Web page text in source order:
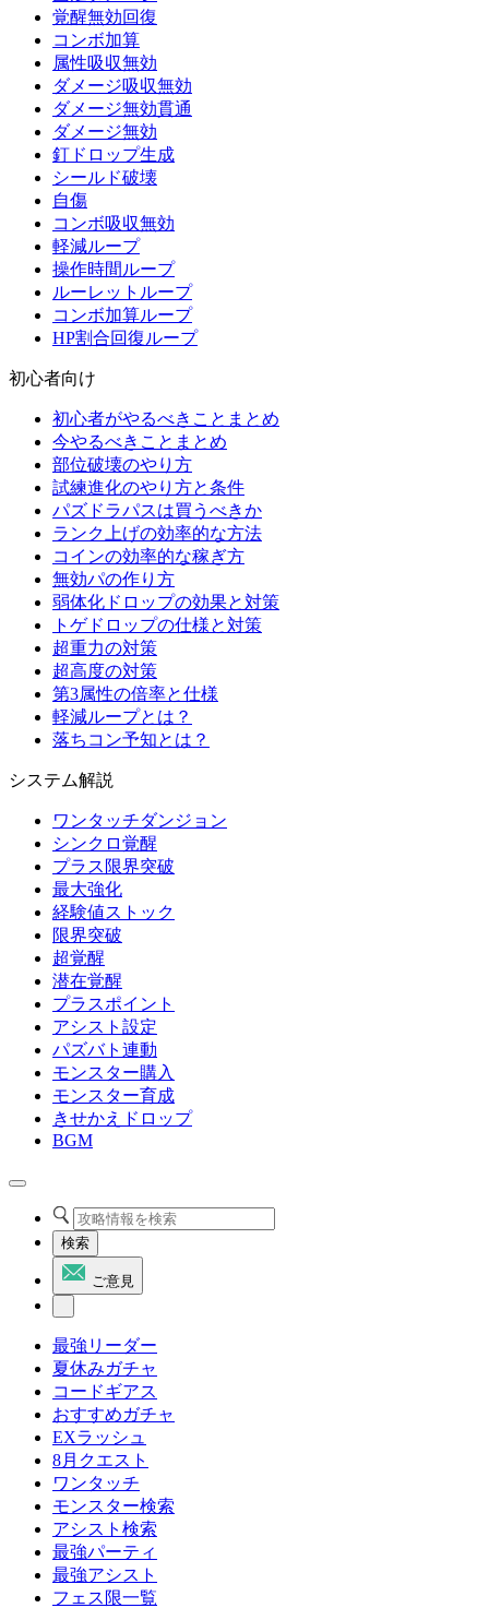
覚醒無効回復
コンボ加算
属性吸収無効
ダメージ吸収無効
ダメージ無効貫通
ダメージ無効
釘ドロップ生成
シールド破壊
自傷
コンボ吸収無効
軽減ループ
操作時間ループ
ルーレットループ
コンボ加算ループ
HP割合回復ループ
初心者向け
初心者がやるべきことまとめ
今やるべきことまとめ
部位破壊のやり方
試練進化のやり方と条件
パズドラパスは買うべきか
ランク上げの効率的な方法
コインの効率的な稼ぎ方
無効パの作り方
弱体化ドロップの効果と対策
トゲドロップの仕様と対策
超重力の対策
超高度の対策
第3属性の倍率と仕様
軽減ループとは？
落ちコン予知とは？
システム解説
ワンタッチダンジョン
シンクロ覚醒
プラス限界突破
最大強化
経験値ストック
限界突破
超覚醒
潜在覚醒
プラスポイント
アシスト設定
パズバト連動
モンスター購入
モンスター育成
きせかえドロップ
BGM
検索
ご意見
最強リーダー
夏休みガチャ
コードギアス
おすすめガチャ
EXラッシュ
8月クエスト
ワンタッチ
モンスター検索
アシスト検索
最強パーティ
最強アシスト
フェス限一覧